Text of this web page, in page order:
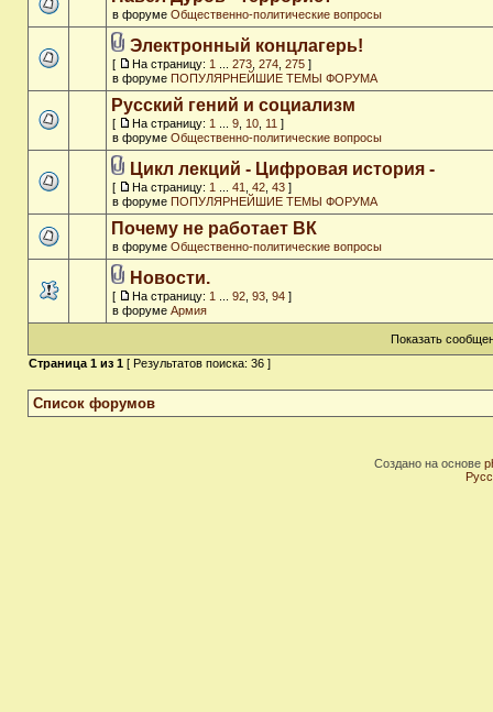
в форуме Общественно-политические вопросы
Электронный концлагерь!
[ На страницу: 1 273 274 275 ]
в форуме ПОПУЛЯРНЕЙШИЕ ТЕМЫ ФОРУМА
Русский гений и социализм
[ На страницу: 1 9 10 11 ]
в форуме Общественно-политические вопросы
Цикл лекций - Цифровая история -
[ На страницу: 1 41 42 43 ]
в форуме ПОПУЛЯРНЕЙШИЕ ТЕМЫ ФОРУМА
Почему не работает ВК
в форуме Общественно-политические вопросы
Новости.
[ На страницу: 1 92 93 94 ]
в форуме Армия
Показать
Страница 1 из 1 [ Результатов поиска: 36 ]
Список форумов
Создано на основе